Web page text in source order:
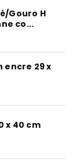
Gouro H
co...
encre 29 x
x 40 cm